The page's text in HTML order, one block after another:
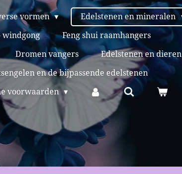
vormen
Edelstenen en mineralen
windgong
Feng shui raamhangers
Dromen vangers
Edelstenen en dieren
en de bijpassende edelstenen
voorwaarden